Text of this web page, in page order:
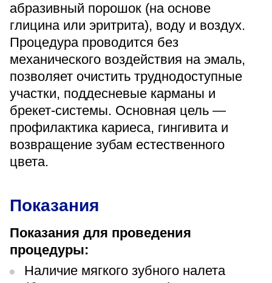
Санаторий-профилакторий
«Парус»
Адрес
399000, г. Липецк, Плехановское лесничество,
Ленинский лесхоз, квартал 67
Понедельник — четверг
перерыв 12:00–12:30
Пятница
08:00–15:45
перерыв 12:00–12:30
Администратор
Версия для слабовидящих
абразивный порошок (на основе
глицина или эритрита), воду и воздух.
Процедура проводится без
механического воздействия на эмаль,
позволяет очистить труднодоступные
участки, поддесневые карманы и
брекет-системы. Основная цель —
профилактика кариеса, гингивита и
возвращение зубам естественного
цвета.
Показания
Показания для проведения
процедуры:
Наличие мягкого зубного налета